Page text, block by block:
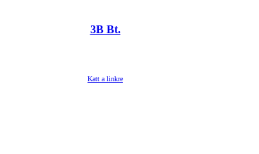
3B Bt.
Katt a linkre